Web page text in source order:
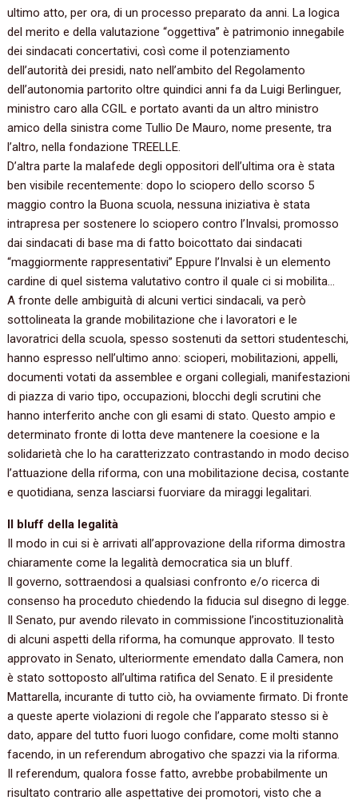
ultimo atto, per ora, di un processo preparato da anni. La logica
del merito e della valutazione “oggettiva” è patrimonio innegabile
dei sindacati concertativi, così come il potenziamento
dell’autorità dei presidi, nato nell’ambito del Regolamento
dell’autonomia partorito oltre quindici anni fa da Luigi Berlinguer,
ministro caro alla CGIL e portato avanti da un altro ministro
amico della sinistra come Tullio De Mauro, nome presente, tra
l’altro, nella fondazione TREELLE.
D’altra parte la malafede degli oppositori dell’ultima ora è stata
ben visibile recentemente: dopo lo sciopero dello scorso 5
maggio contro la Buona scuola, nessuna iniziativa è stata
intrapresa per sostenere lo sciopero contro l’Invalsi, promosso
dai sindacati di base ma di fatto boicottato dai sindacati
“maggiormente rappresentativi” Eppure l’Invalsi è un elemento
cardine di quel sistema valutativo contro il quale ci si mobilita…
A fronte delle ambiguità di alcuni vertici sindacali, va però
sottolineata la grande mobilitazione che i lavoratori e le
lavoratrici della scuola, spesso sostenuti da settori studenteschi,
hanno espresso nell’ultimo anno: scioperi, mobilitazioni, appelli,
documenti votati da assemblee e organi collegiali, manifestazioni
di piazza di vario tipo, occupazioni, blocchi degli scrutini che
hanno interferito anche con gli esami di stato. Questo ampio e
determinato fronte di lotta deve mantenere la coesione e la
solidarietà che lo ha caratterizzato contrastando in modo deciso
l’attuazione della riforma, con una mobilitazione decisa, costante
e quotidiana, senza lasciarsi fuorviare da miraggi legalitari.
Il bluff della legalità
Il modo in cui si è arrivati all’approvazione della riforma dimostra
chiaramente come la legalità democratica sia un bluff.
Il governo, sottraendosi a qualsiasi confronto e/o ricerca di
consenso ha proceduto chiedendo la fiducia sul disegno di legge.
Il Senato, pur avendo rilevato in commissione l’incostituzionalità
di alcuni aspetti della riforma, ha comunque approvato. Il testo
approvato in Senato, ulteriormente emendato dalla Camera, non
è stato sottoposto all’ultima ratifica del Senato. E il presidente
Mattarella, incurante di tutto ciò, ha ovviamente firmato. Di fronte
a queste aperte violazioni di regole che l’apparato stesso si è
dato, appare del tutto fuori luogo confidare, come molti stanno
facendo, in un referendum abrogativo che spazzi via la riforma.
Il referendum, qualora fosse fatto, avrebbe probabilmente un
risultato contrario alle aspettative dei promotori, visto che a